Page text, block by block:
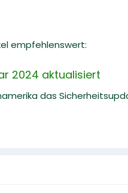
empfehlenswert:
2024 aktualisiert
das